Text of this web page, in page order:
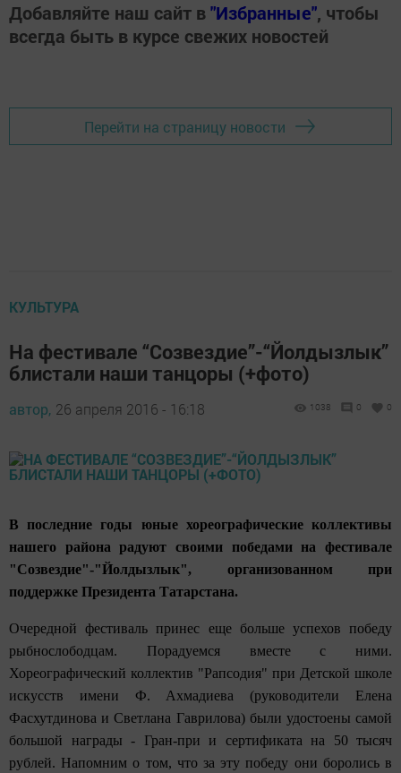
Добавляйте наш сайт в"Избранные", чтобы
всегда быть в курсе свежих новостей
Перейти на страницу новости
КУЛЬТУРА
На фестивале “Созвездие”-“Йолдызлык”
блистали наши танцоры (+фото)
автор, 26 апреля 2016 - 16:18 1038 0 0
В последние годы юные хореографические коллективы
нашего района радуют своими победами на фестивале
"Созвездие"-"Йолдызлык", организованном при
поддержке Президента Татарстана.
Очередной фестиваль принес еще больше успехов победу
рыбнослободцам. Порадуемся вместе с ними.
Хореографический коллектив "Рапсодия" при Детской школе
искусств имени Ф. Ахмадиева (руководители Елена
Фасхутдинова и Светлана Гаврилова) были удостоены самой
большой награды - Гран-при и сертификата на 50 тысяч
рублей. Напомним о том, что за эту победу они боролись в